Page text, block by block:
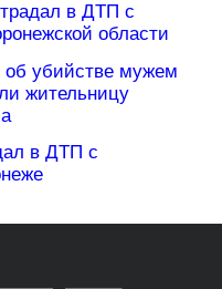
в ДТП с
области
убийстве мужем
жительницу
в ДТП с